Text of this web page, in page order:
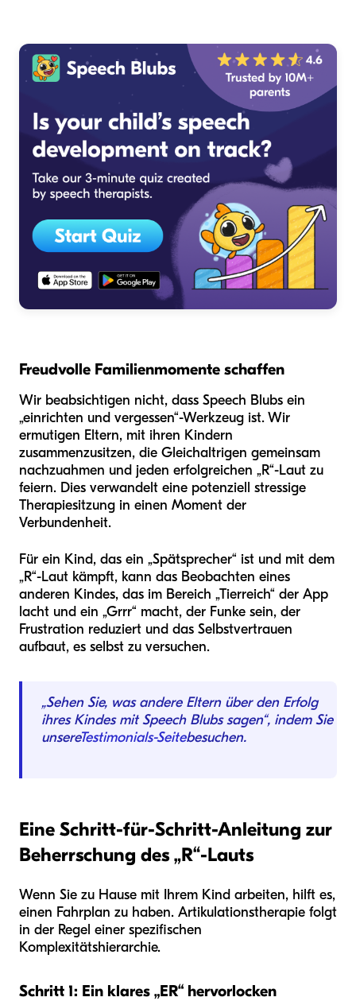
Freudvolle Familienmomente schaffen
Wir beabsichtigen nicht, dass Speech Blubs ein
„einrichten und vergessen“-Werkzeug ist. Wir
ermutigen Eltern, mit ihren Kindern
zusammenzusitzen, die Gleichaltrigen gemeinsam
nachzuahmen und jeden erfolgreichen „R“-Laut zu
feiern. Dies verwandelt eine potenziell stressige
Therapiesitzung in einen Moment der
Verbundenheit.
Für ein Kind, das ein „Spätsprecher“ ist und mit dem
„R“-Laut kämpft, kann das Beobachten eines
anderen Kindes, das im Bereich „Tierreich“ der App
lacht und ein „Grrr“ macht, der Funke sein, der
Frustration reduziert und das Selbstvertrauen
aufbaut, es selbst zu versuchen.
„Sehen Sie, was andere Eltern über den Erfolg
ihres Kindes mit Speech Blubs sagen“, indem Sie
unsereTestimonials-Seitebesuchen.
Eine Schritt-für-Schritt-Anleitung zur
Beherrschung des „R“-Lauts
Wenn Sie zu Hause mit Ihrem Kind arbeiten, hilft es,
einen Fahrplan zu haben. Artikulationstherapie folgt
in der Regel einer spezifischen
Komplexitätshierarchie.
Schritt 1: Ein klares „ER“ hervorlocken